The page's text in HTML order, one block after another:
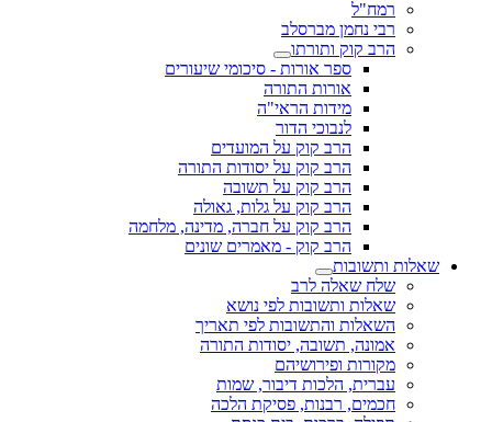
רמח"ל
רבי נחמן מברסלב
הרב קוק ותורתו
ספר אורות - סיכומי שיעורים
אורות התורה
מידות הראי"ה
לנבוכי הדור
הרב קוק על המועדים
הרב קוק על יסודות התורה
הרב קוק על תשובה
הרב קוק על גלות, גאולה
הרב קוק על חברה, מדינה, מלחמה
הרב קוק - מאמרים שונים
שאלות ותשובות
שלח שאלה לרב
שאלות ותשובות לפי נושא
השאלות והתשובות לפי תאריך
אמונה, תשובה, יסודות התורה
מקורות ופירושיהם
עברית, הלכות דיבור, שמות
חכמים, רבנות, פסיקת הלכה